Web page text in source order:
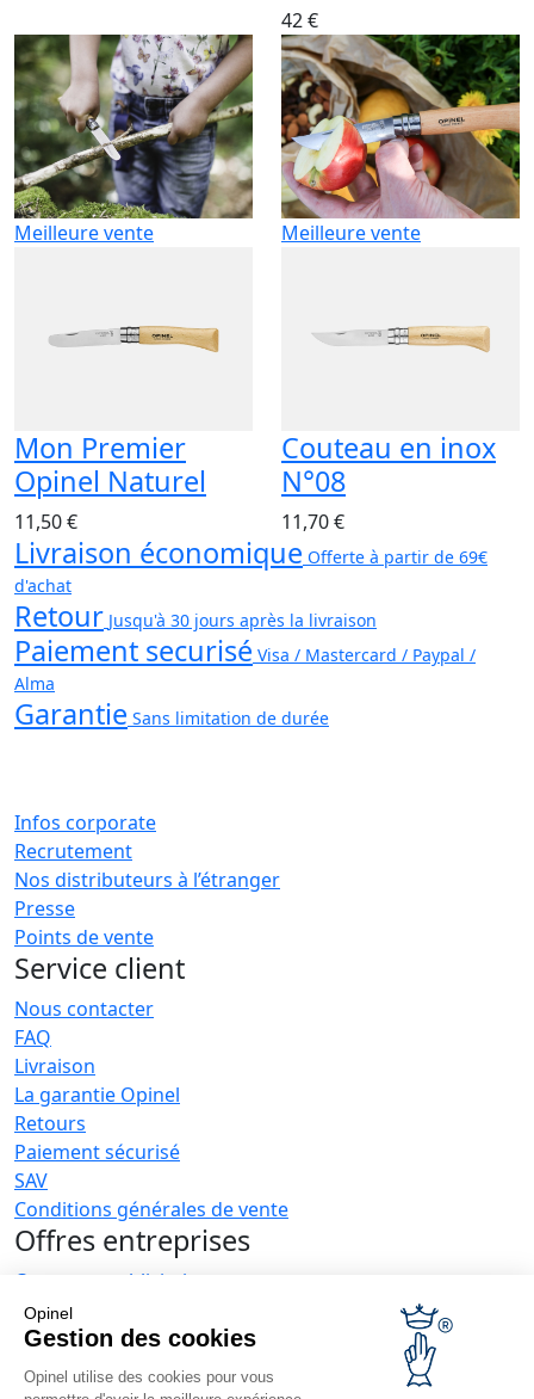
Opinel
Gestion des cookies
Opinel utilise des cookies pour vous
42 €
Meilleure vente
Mon Premier
Opinel Naturel
11,50 €
Meilleure vente
Couteau en inox
N°08
11,70 €
Livraison économique Offerte à partir de 69€
d'achat
Retour Jusqu'à 30 jours après la livraison
Paiement securisé Visa / Mastercard / Paypal /
Alma
Garantie Sans limitation de durée
Infos corporate
Recrutement
Nos distributeurs à l’étranger
Presse
Points de vente
Service client
Nous contacter
FAQ
Livraison
La garantie Opinel
Retours
Paiement sécurisé
SAV
Conditions générales de vente
Offres entreprises
Couteaux publicitaires
Restaurateurs
Opinel News
Recevoir les actualités